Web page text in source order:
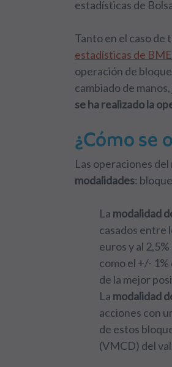
estadísticas de
Tanto en el caso de
estadísticas de BME
operación de
cambiado de
se ha realizado la
¿Cómo se
Las operaciones del
modalidades:
La modalidad
casados entre
euros y al
como el +/-
de la mejor
La modalidad
acciones con
de estos
(VMCD) del